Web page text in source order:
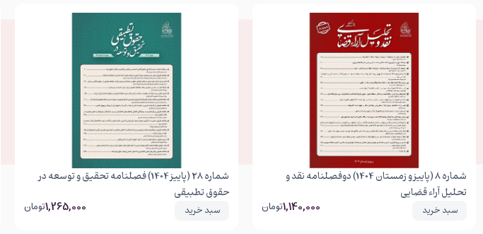
شماره 8 (پاییز و زمستان 1404) دوفصلنامه نقد و
تحلیل آراء قضایی
سبد خرید 1,140,000تومان
شماره 28 (پاییز 1404) فصلنامه تحقیق و توسعه در
حقوق تطبیقی
سبد خرید 1,265,000تومان